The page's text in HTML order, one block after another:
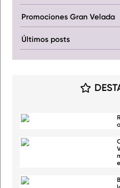
Promociones Gran Velada
Últimos posts